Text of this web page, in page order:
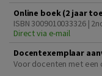
Online boek (2 jaar
ISBN 3009010033326 |
Direct via e-mail
Docentexemplaar
Voor docenten met een